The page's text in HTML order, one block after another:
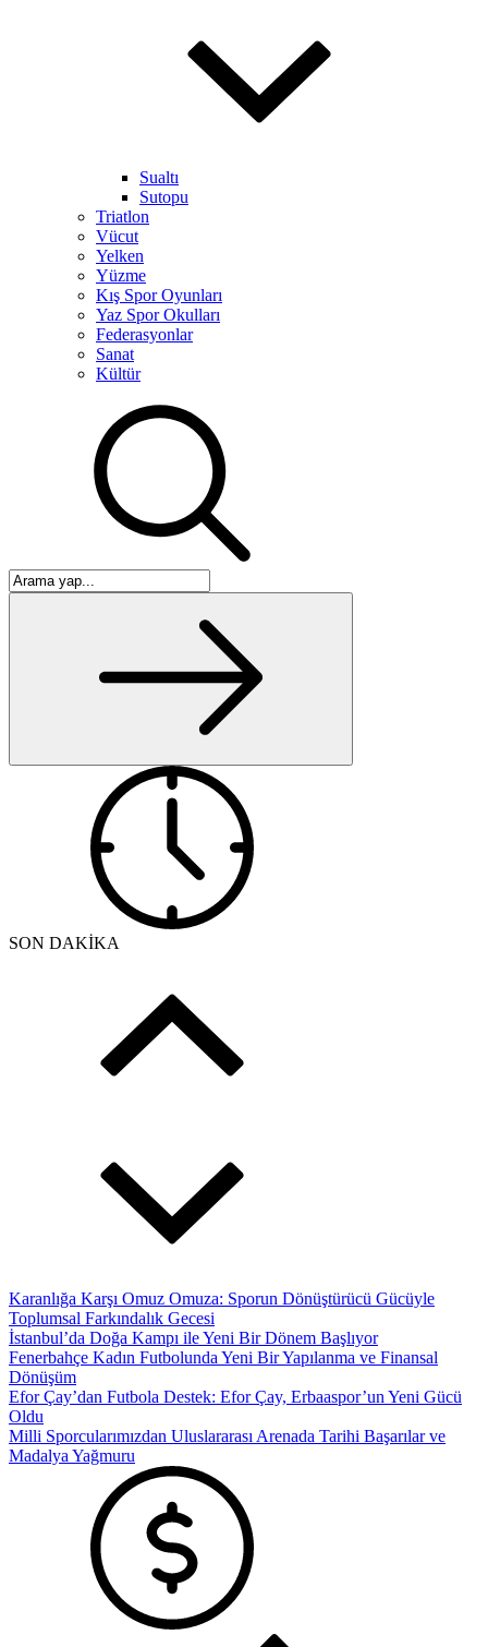
Sualtı
Sutopu
Triatlon
Vücut
Yelken
Yüzme
Kış Spor Oyunları
Yaz Spor Okulları
Federasyonlar
Sanat
Kültür
SON DAKİKA
Karanlığa Karşı Omuz Omuza: Sporun Dönüştürücü Gücüyle
Toplumsal Farkındalık Gecesi
İstanbul’da Doğa Kampı ile Yeni Bir Dönem Başlıyor
Fenerbahçe Kadın Futbolunda Yeni Bir Yapılanma ve Finansal
Dönüşüm
Efor Çay’dan Futbola Destek: Efor Çay, Erbaaspor’un Yeni Gücü
Oldu
Milli Sporcularımızdan Uluslararası Arenada Tarihi Başarılar ve
Madalya Yağmuru